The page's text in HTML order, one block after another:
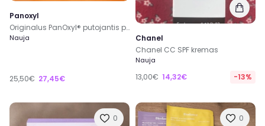
Panoxyl
Originalus PanOxyl® putojantis prausiklis nuo aknės - benzoilo peroksidas 10 %
Nauja
25,50€ 27,45€
Chanel
Chanel CC SPF kremas
Nauja
13,00€ 14,32€ -13%
0 0